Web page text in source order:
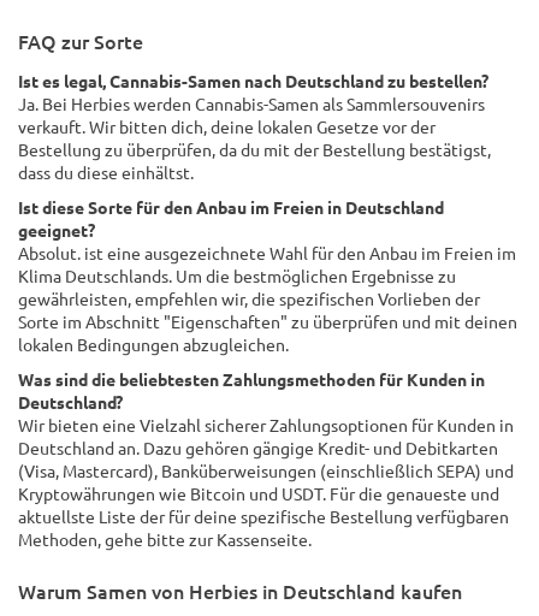
FAQ zur Sorte
Ist es legal, Cannabis-Samen nach Deutschland zu bestellen?
Ja. Bei Herbies werden Cannabis-Samen als Sammlersouvenirs
verkauft. Wir bitten dich, deine lokalen Gesetze vor der
Bestellung zu überprüfen, da du mit der Bestellung bestätigst,
dass du diese einhältst.
Ist diese Sorte für den Anbau im Freien in Deutschland
geeignet?
Absolut. ist eine ausgezeichnete Wahl für den Anbau im Freien im
Klima Deutschlands. Um die bestmöglichen Ergebnisse zu
gewährleisten, empfehlen wir, die spezifischen Vorlieben der
Sorte im Abschnitt "Eigenschaften" zu überprüfen und mit deinen
lokalen Bedingungen abzugleichen.
Was sind die beliebtesten Zahlungsmethoden für Kunden in
Deutschland?
Wir bieten eine Vielzahl sicherer Zahlungsoptionen für Kunden in
Deutschland an. Dazu gehören gängige Kredit- und Debitkarten
(Visa, Mastercard), Banküberweisungen (einschließlich SEPA) und
Kryptowährungen wie Bitcoin und USDT. Für die genaueste und
aktuellste Liste der für deine spezifische Bestellung verfügbaren
Methoden, gehe bitte zur Kassenseite.
Warum Samen von Herbies in Deutschland kaufen